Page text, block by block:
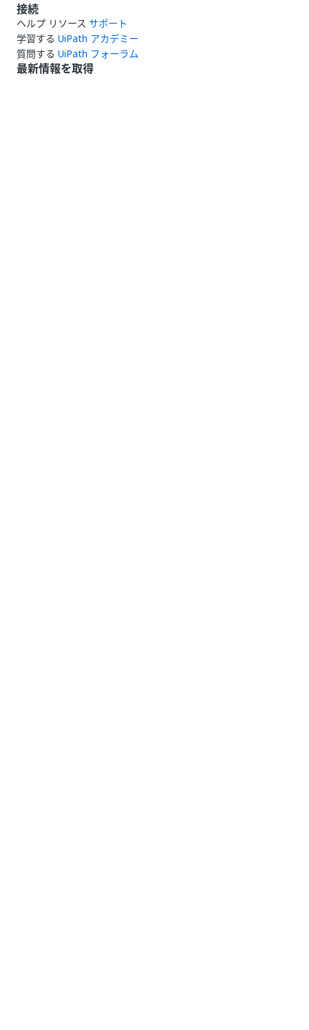
接続
ヘルプ リソース サポート
学習する UiPath アカデミー
質問する UiPath フォーラム
最新情報を取得